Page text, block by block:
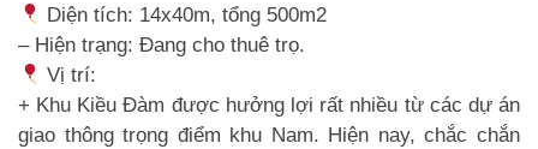
Diện tích: 14x40m, tổng 500m2
– Hiện trạng: Đang cho thuê trọ.
Vị trí:
+ Khu Kiều Đàm được hưởng lợi rất nhiều từ các dự án
giao thông trọng điểm khu Nam. Hiện nay, chắc chắn